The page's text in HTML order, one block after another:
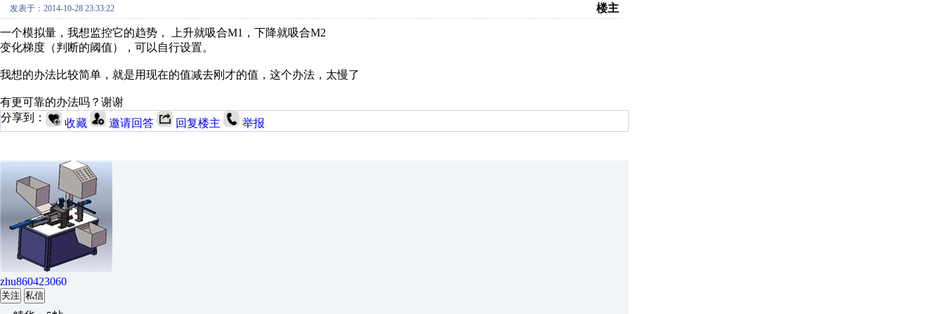
发表于：2014-10-28 23:33:22 楼主
一个模拟量，我想监控它的趋势， 上升就吸合M1，下降就吸合M2
变化梯度（判断的阈值），可以自行设置。
我想的办法比较简单，就是用现在的值减去刚才的值，这个办法，太慢了
有更可靠的办法吗？谢谢
分享到：
收藏 邀请回答 回复楼主 举报
zhu860423060
关注 私信